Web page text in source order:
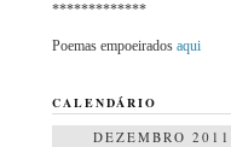
*************
Poemas empoeirados aqui
CALENDÁRIO
DEZEMBRO 2011